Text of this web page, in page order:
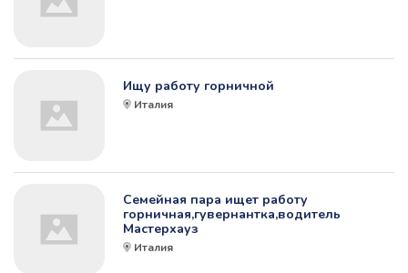
Ищу работу горничной
Италия
Семейная пара ищет работу
горничная,гувернантка,водитель
Мастерхауз
Италия